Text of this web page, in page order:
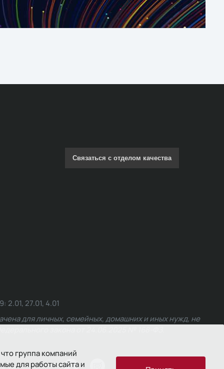
группа компаний
для работы сайта и
Связаться с отделом качества
27.01, 4.01
для личных, семейных, домашних и иных нужд, не